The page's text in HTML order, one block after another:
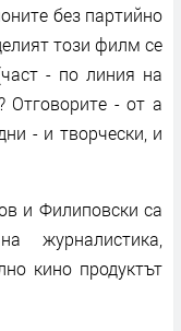
без партийно
този филм се
- по линия на
Отговорите - от а
- и творчески, и
и Филиповски са
журналистика,
кино продуктът